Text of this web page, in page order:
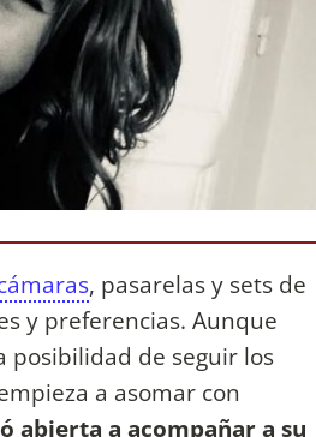
, pasarelas y sets de
y preferencias. Aunque
posibilidad de seguir los
a asomar con
abierta a acompañar a su